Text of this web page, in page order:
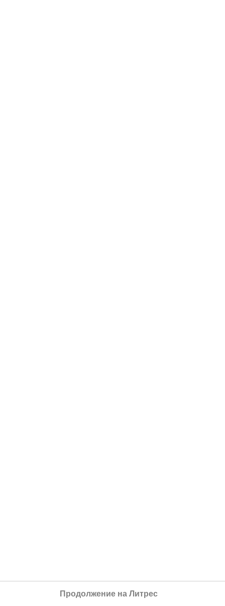
Продолжение на Литрес